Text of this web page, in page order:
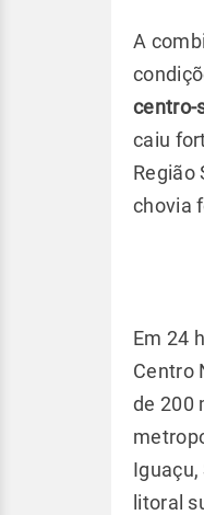
A
centro-
caiu
Região
chovia
Em 24
Centro
de 200
litoral